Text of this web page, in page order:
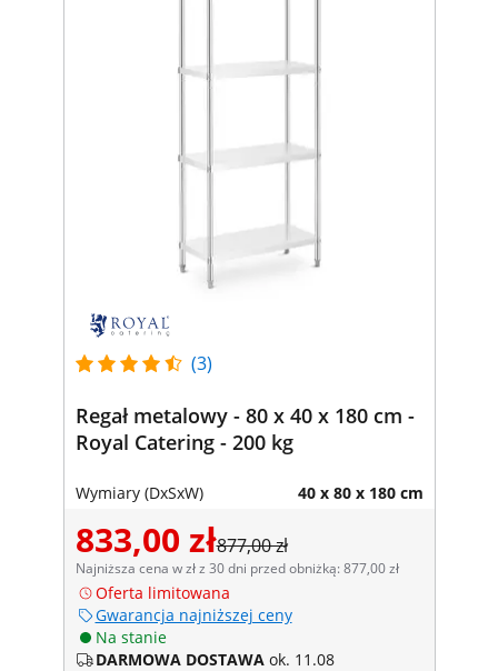
(3)
Regał metalowy - 80 x 40 x 180 cm -
Royal Catering - 200 kg
Wymiary (DxSxW) 40 x 80 x 180 cm
833,00 zł877,00 zł
Najniższa cena w zł z 30 dni przed obniżką: 877,00 zł
Oferta limitowana
Gwarancja najniższej ceny
Na stanie
DARMOWA DOSTAWA ok. 11.08